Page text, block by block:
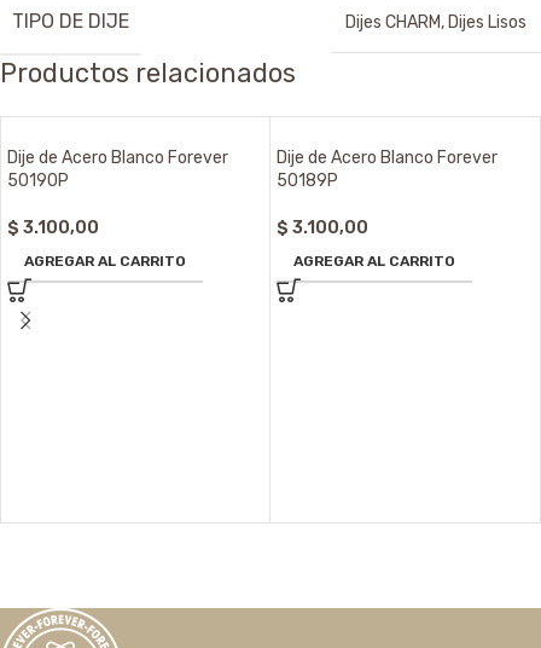
TIPO DE DIJE Dijes CHARM, Dijes Lisos
Productos relacionados
Dije de Acero Blanco Forever
50190P
$ 3.100,00
AGREGAR AL CARRITO
Dije de Acero Blanco Forever
50189P
$ 3.100,00
AGREGAR AL CARRITO